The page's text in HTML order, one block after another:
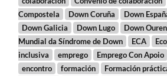
Compostela
Down Coruña Down
Down Galicia
Down Lugo Down
Mundial da Síndrome de Down
ECA
inclusiva
emprego Emprego Con Apoio
encontro
formación Formación